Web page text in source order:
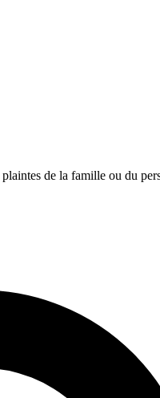
de la famille ou du